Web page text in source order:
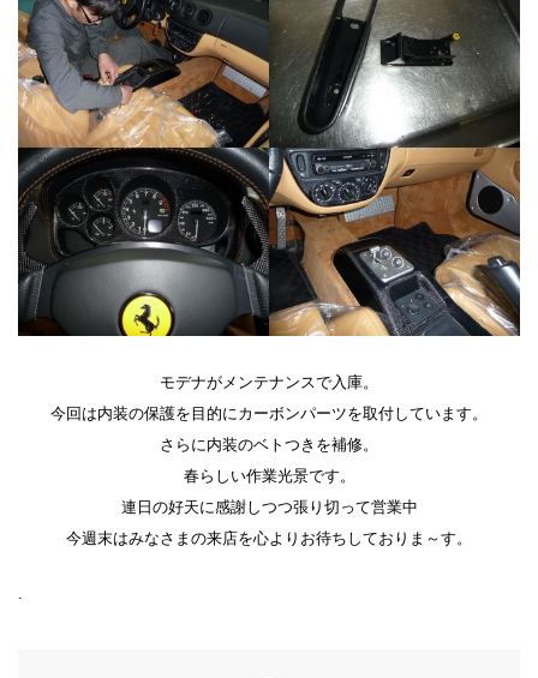
モデナがメンテナンスで入庫。
今回は内装の保護を目的にカーボンパーツを取付しています。
さらに内装のベトつきを補修。
春らしい作業光景です。
連日の好天に感謝しつつ張り切って営業中
今週末はみなさまの来店を心よりお待ちしておりま～す。